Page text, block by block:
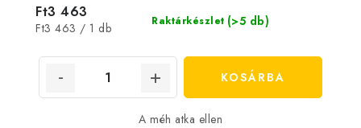
Raktárkészlet (>5 db)
Ft3 463
Egységár:
Ft3 463 / 1 db
KOSÁRBA
A méh atka ellen